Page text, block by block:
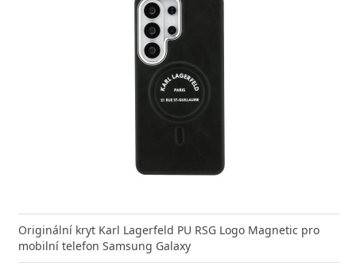
Originální kryt Karl Lagerfeld PU RSG Logo Magnetic pro
mobilní telefon Samsung Galaxy